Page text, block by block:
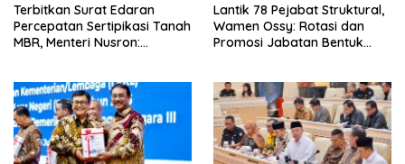
Terbitkan Surat Edaran
Percepatan Sertipikasi Tanah
MBR, Menteri Nusron:
Secara Utuh
Lantik 78 Pejabat Struktural,
Wamen Ossy: Rotasi dan
Promosi Jabatan Bentuk